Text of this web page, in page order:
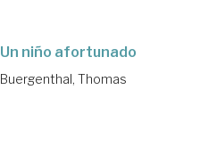
Un niño afortunado
Buergenthal, Thomas